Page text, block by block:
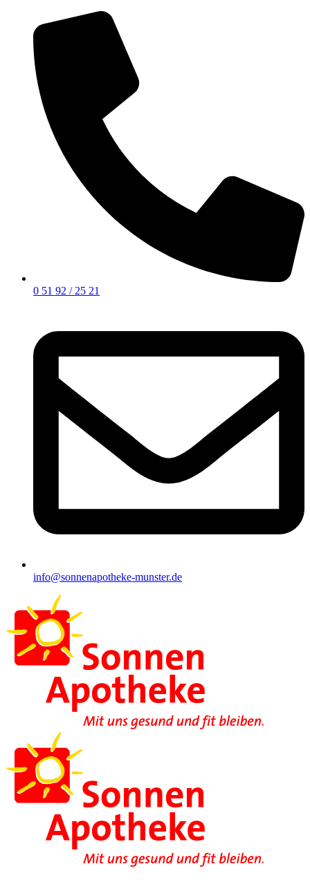
0 51 92 / 25 21
info@sonnenapotheke-munster.de